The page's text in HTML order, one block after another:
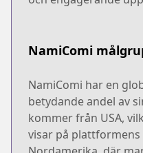
NamiComi
NamiComi har en
betydande andel av
kommer från USA,
visar på